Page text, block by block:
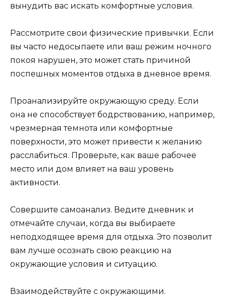
вынудить вас искать комфортные условия.
Рассмотрите свои физические привычки. Если
вы часто недосыпаете или ваш режим ночного
покоя нарушен, это может стать причиной
поспешных моментов отдыха в дневное время.
Проанализируйте окружающую среду. Если
она не способствует бодрствованию, например,
чрезмерная темнота или комфортные
поверхности, это может привести к желанию
расслабиться. Проверьте, как ваше рабочее
место или дом влияет на ваш уровень
активности.
Совершите самоанализ. Ведите дневник и
отмечайте случаи, когда вы выбираете
неподходящее время для отдыха. Это позволит
вам лучше осознать свою реакцию на
окружающие условия и ситуацию.
Взаимодействуйте с окружающими.